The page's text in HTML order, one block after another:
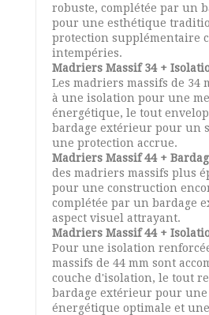
robuste, complétée par un
pour une esthétique
protection supplémentaire
intempéries.
Madriers Massif 34 +
Les madriers massifs de 34
à une isolation pour une
énergétique, le tout
bardage extérieur pour un
une protection accrue.
Madriers Massif 44 +
des madriers massifs plus
pour une construction
complétée par un bardage
aspect visuel attrayant.
Madriers Massif 44 +
Pour une isolation
massifs de 44 mm sont
couche d'isolation, le tout
bardage extérieur pour
énergétique optimale et